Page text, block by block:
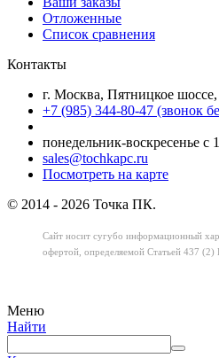
Отложенные
Список сравнения
Контакты
г. Москва, Пятницкое
+7 (985) 344-80-47 (звонок
понедельник-воскресенье с
sales@tochkapc.ru
Посмотреть на карте
© 2014 - 2026 Точка ПК.
Сайт носит сугубо информационный
офертой, определяемой Статьей 437 (2)
Меню
Найти